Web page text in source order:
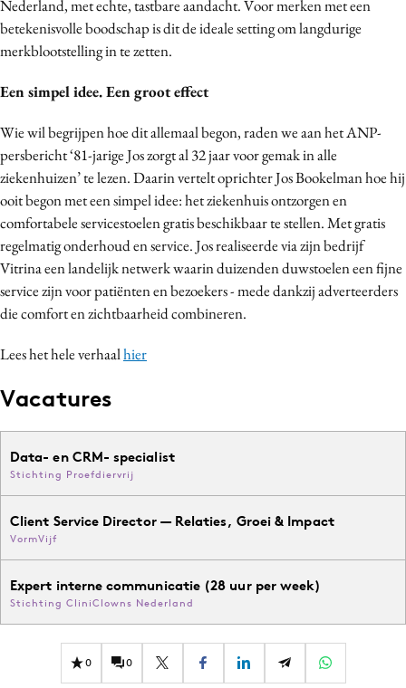
Nederland, met echte, tastbare aandacht. Voor merken met een
betekenisvolle boodschap is dit de ideale setting om langdurige
merkblootstelling in te zetten.
Een simpel idee. Een groot effect
Wie wil begrijpen hoe dit allemaal begon, raden we aan het ANP-
persbericht ‘81-jarige Jos zorgt al 32 jaar voor gemak in alle
ziekenhuizen’ te lezen. Daarin vertelt oprichter Jos Bookelman hoe hij
ooit begon met een simpel idee: het ziekenhuis ontzorgen en
comfortabele servicestoelen gratis beschikbaar te stellen. Met gratis
regelmatig onderhoud en service. Jos realiseerde via zijn bedrijf
Vitrina een landelijk netwerk waarin duizenden duwstoelen een fijne
service zijn voor patiënten en bezoekers - mede dankzij adverteerders
die comfort en zichtbaarheid combineren.
Lees het hele verhaalhier
Vacatures
Data- en CRM- specialist
Stichting Proefdiervrij
Client Service Director — Relaties, Groei & Impact
VormVijf
Expert interne communicatie (28 uur per week)
Stichting CliniClowns Nederland
0 0